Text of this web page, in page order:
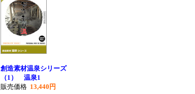
創造素材温泉シリーズ
（1） 温泉1
販売価格 13,440円